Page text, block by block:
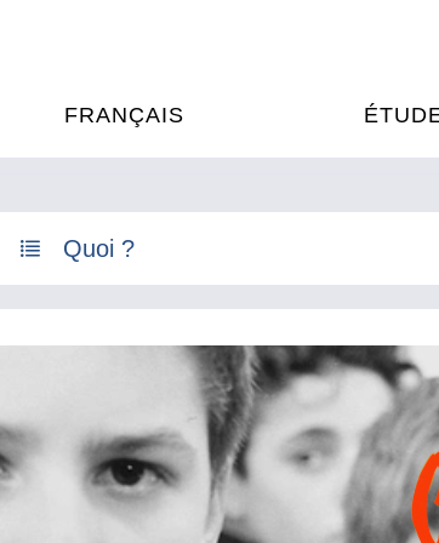
FRANÇAIS
LINGUISTIQUES
LINGUISTIQUE
FRANCE